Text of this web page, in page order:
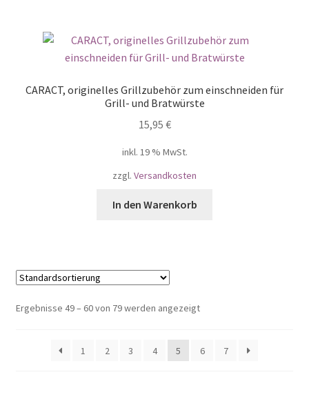
CARACT, originelles Grillzubehör zum einschneiden für
Grill- und Bratwürste
15,95 €
inkl. 19 % MwSt.
zzgl. Versandkosten
In den Warenkorb
Ergebnisse 49 – 60 von 79 werden angezeigt
1 2 3 4 5 6 7